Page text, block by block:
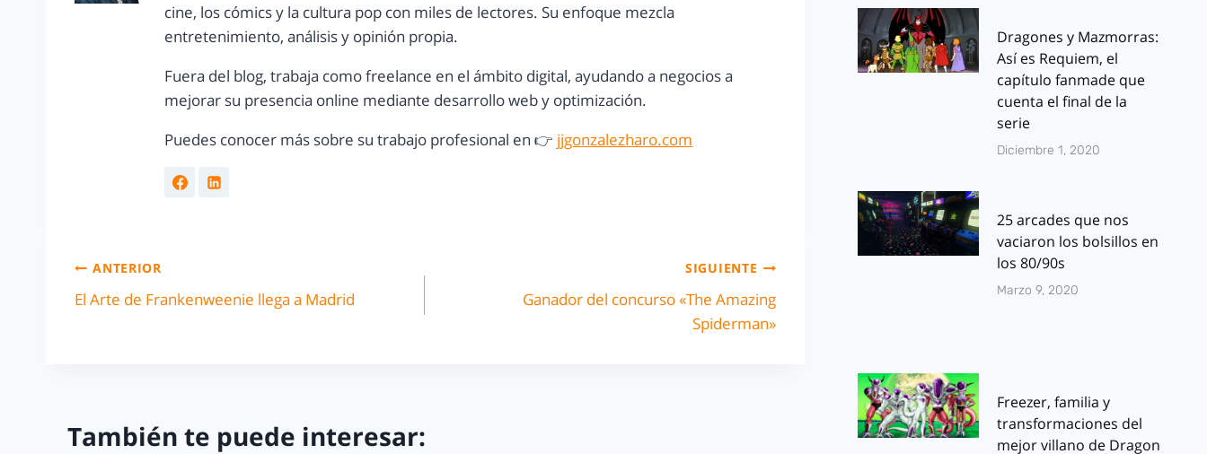
cine, los cómics y la cultura pop con miles de lectores. Su enfoque mezcla
entretenimiento, análisis y opinión propia.
Fuera del blog, trabaja como freelance en el ámbito digital, ayudando a negocios a
mejorar su presencia online mediante desarrollo web y optimización.
Puedes conocer más sobre su trabajo profesional en 👉 jjgonzalezharo.com
ANTERIOR
El Arte de Frankenweenie llega a Madrid
SIGUIENTE
Ganador del concurso «The Amazing
Spiderman»
También te puede interesar:
Dragones y Mazmorras:
Así es Requiem, el
capítulo fanmade que
cuenta el final de la
serie
Diciembre 1, 2020
25 arcades que nos
vaciaron los bolsillos en
los 80/90s
Marzo 9, 2020
Freezer, familia y
transformaciones del
mejor villano de Dragon